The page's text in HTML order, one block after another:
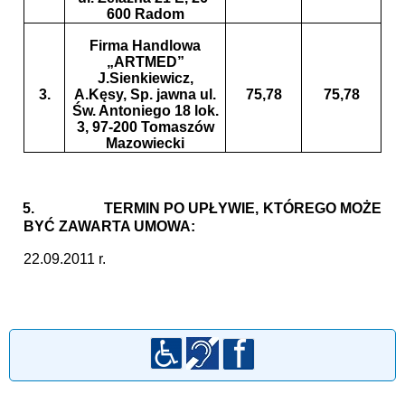
600 Radom
3.
Firma Handlowa
„ARTMED”
J.Sienkiewicz,
A.Kęsy, Sp. jawna ul.
Św. Antoniego 18 lok.
3, 97-200 Tomaszów
Mazowiecki
75,78 75,78
5.
TERMIN PO UPŁYWIE, KTÓREGO MOŻE
BYĆ ZAWARTA UMOWA:
22.09.2011 r.